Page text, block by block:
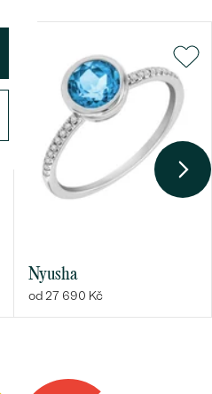
Nyusha
od 27 690 Kč